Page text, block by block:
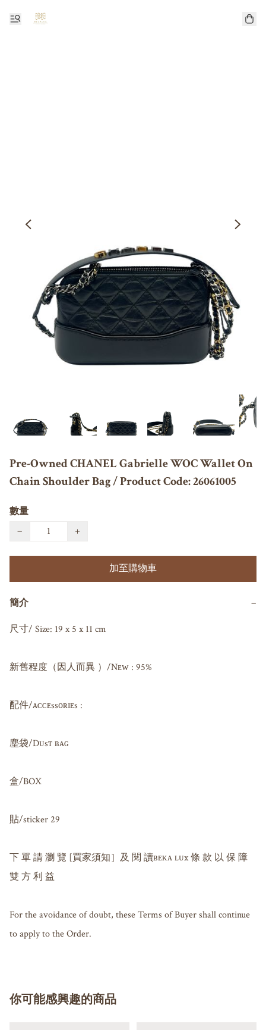
Pre-Owned CHANEL Gabrielle WOC Wallet On
Chain Shoulder Bag / Product Code: 26061005
數量
−
+
加至購物車
簡介 −
尺寸/ Size: 19 x 5 x 11 cm
新舊程度（因人而異 ）/Nᴇᴡ : 95%
配件/ᴀᴄᴄᴇssᴏʀɪᴇs :
塵袋/Dᴜsᴛ ʙᴀɢ
盒/BOX
貼/sticker 29
下 單 請 瀏 覽 [買家須知］及 閱 讀ʙᴇᴋᴀ ʟᴜx 條 款 以 保 障
雙 方 利 益
For the avoidance of doubt, these Terms of Buyer shall continue
to apply to the Order.
你可能感興趣的商品